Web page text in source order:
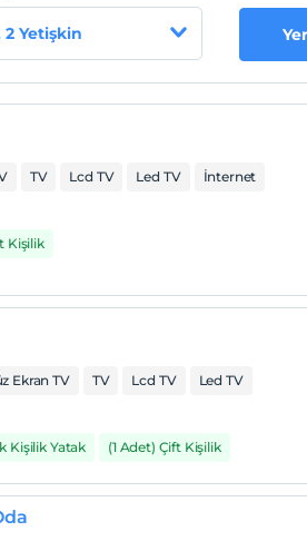
2 Yetişkin
TV Lcd TV Led TV
İnternet
Kişilik
Ekran TV TV Lcd TV
Led TV
Kişilik Yatak (1 Adet) Çift Kişilik